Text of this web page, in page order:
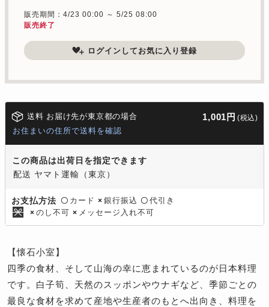
販売期間：4/23 00:00 ～ 5/25 08:00
販売終了
ログインしてお気に入り登録
送料 お届け先が東京都の場合 1,001円 (税込)
お住まいの住所で送料を確認
この商品は出荷日を指定できます
配送 ヤマト運輸（東京）
お支払方法 〇 カード × 銀行振込 〇 代引き
× のし不可 × メッセージ入れ不可
【懐石小室】
四季の食材、そして山海の幸に恵まれているのが日本料理
です。白子筍、天然のスッポンやウナギなど、季節ごとの
最良な食材を求めて産地や生産者のもとへ出向き、料理を